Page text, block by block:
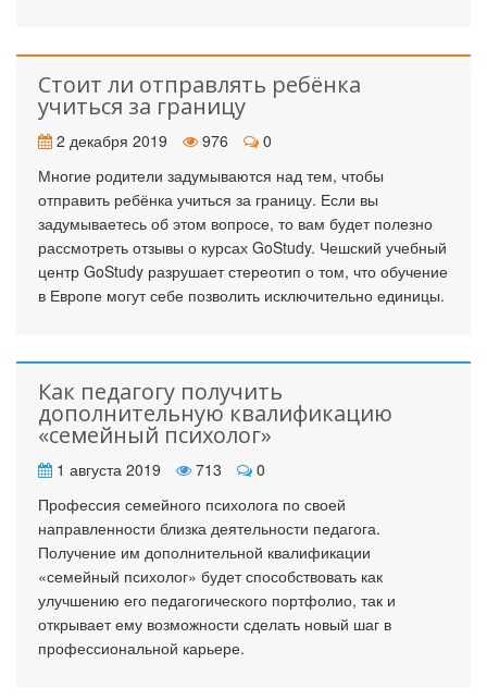
Стоит ли отправлять ребёнка
учиться за границу
2 декабря 2019 976
0
Многие родители задумываются над тем, чтобы
отправить ребёнка учиться за границу. Если вы
задумываетесь об этом вопросе, то вам будет полезно
рассмотреть отзывы о курсах GoStudy. Чешский учебный
центр GoStudy разрушает стереотип о том, что обучение
в Европе могут себе позволить исключительно единицы.
Как педагогу получить
дополнительную квалификацию
«семейный психолог»
1 августа 2019 713
0
Профессия семейного психолога по своей
направленности близка деятельности педагога.
Получение им дополнительной квалификации
«семейный психолог» будет способствовать как
улучшению его педагогического портфолио, так и
открывает ему возможности сделать новый шаг в
профессиональной карьере.